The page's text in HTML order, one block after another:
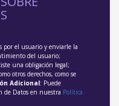
por el usuario y enviarle la
del usuario;
una obligación legal;
otros derechos, como se
Adicional: Puede
de Datos en nuestra Política